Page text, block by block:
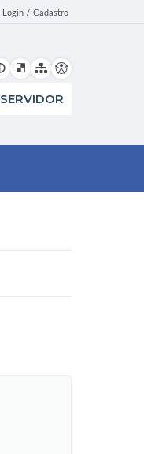
Login / Cadastro
SERVIDOR